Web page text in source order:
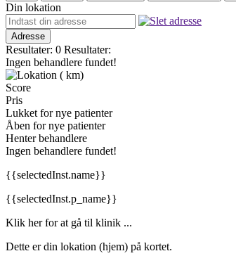
Din lokation
Adresse
Resultater: 0 Resultater:
Ingen behandlere fundet!
( km)
Score
Pris
Lukket for nye patienter
Åben for nye patienter
Henter behandlere
Ingen behandlere fundet!
{{selectedInst.name}}
{{selectedInst.p_name}}
Klik her for at gå til klinik ...
Dette er din lokation (hjem) på kortet.